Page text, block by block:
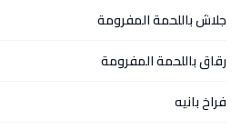
جلاش باللحمة المفرومة
رقاق باللحمة المفرومة
فراخ بانيه